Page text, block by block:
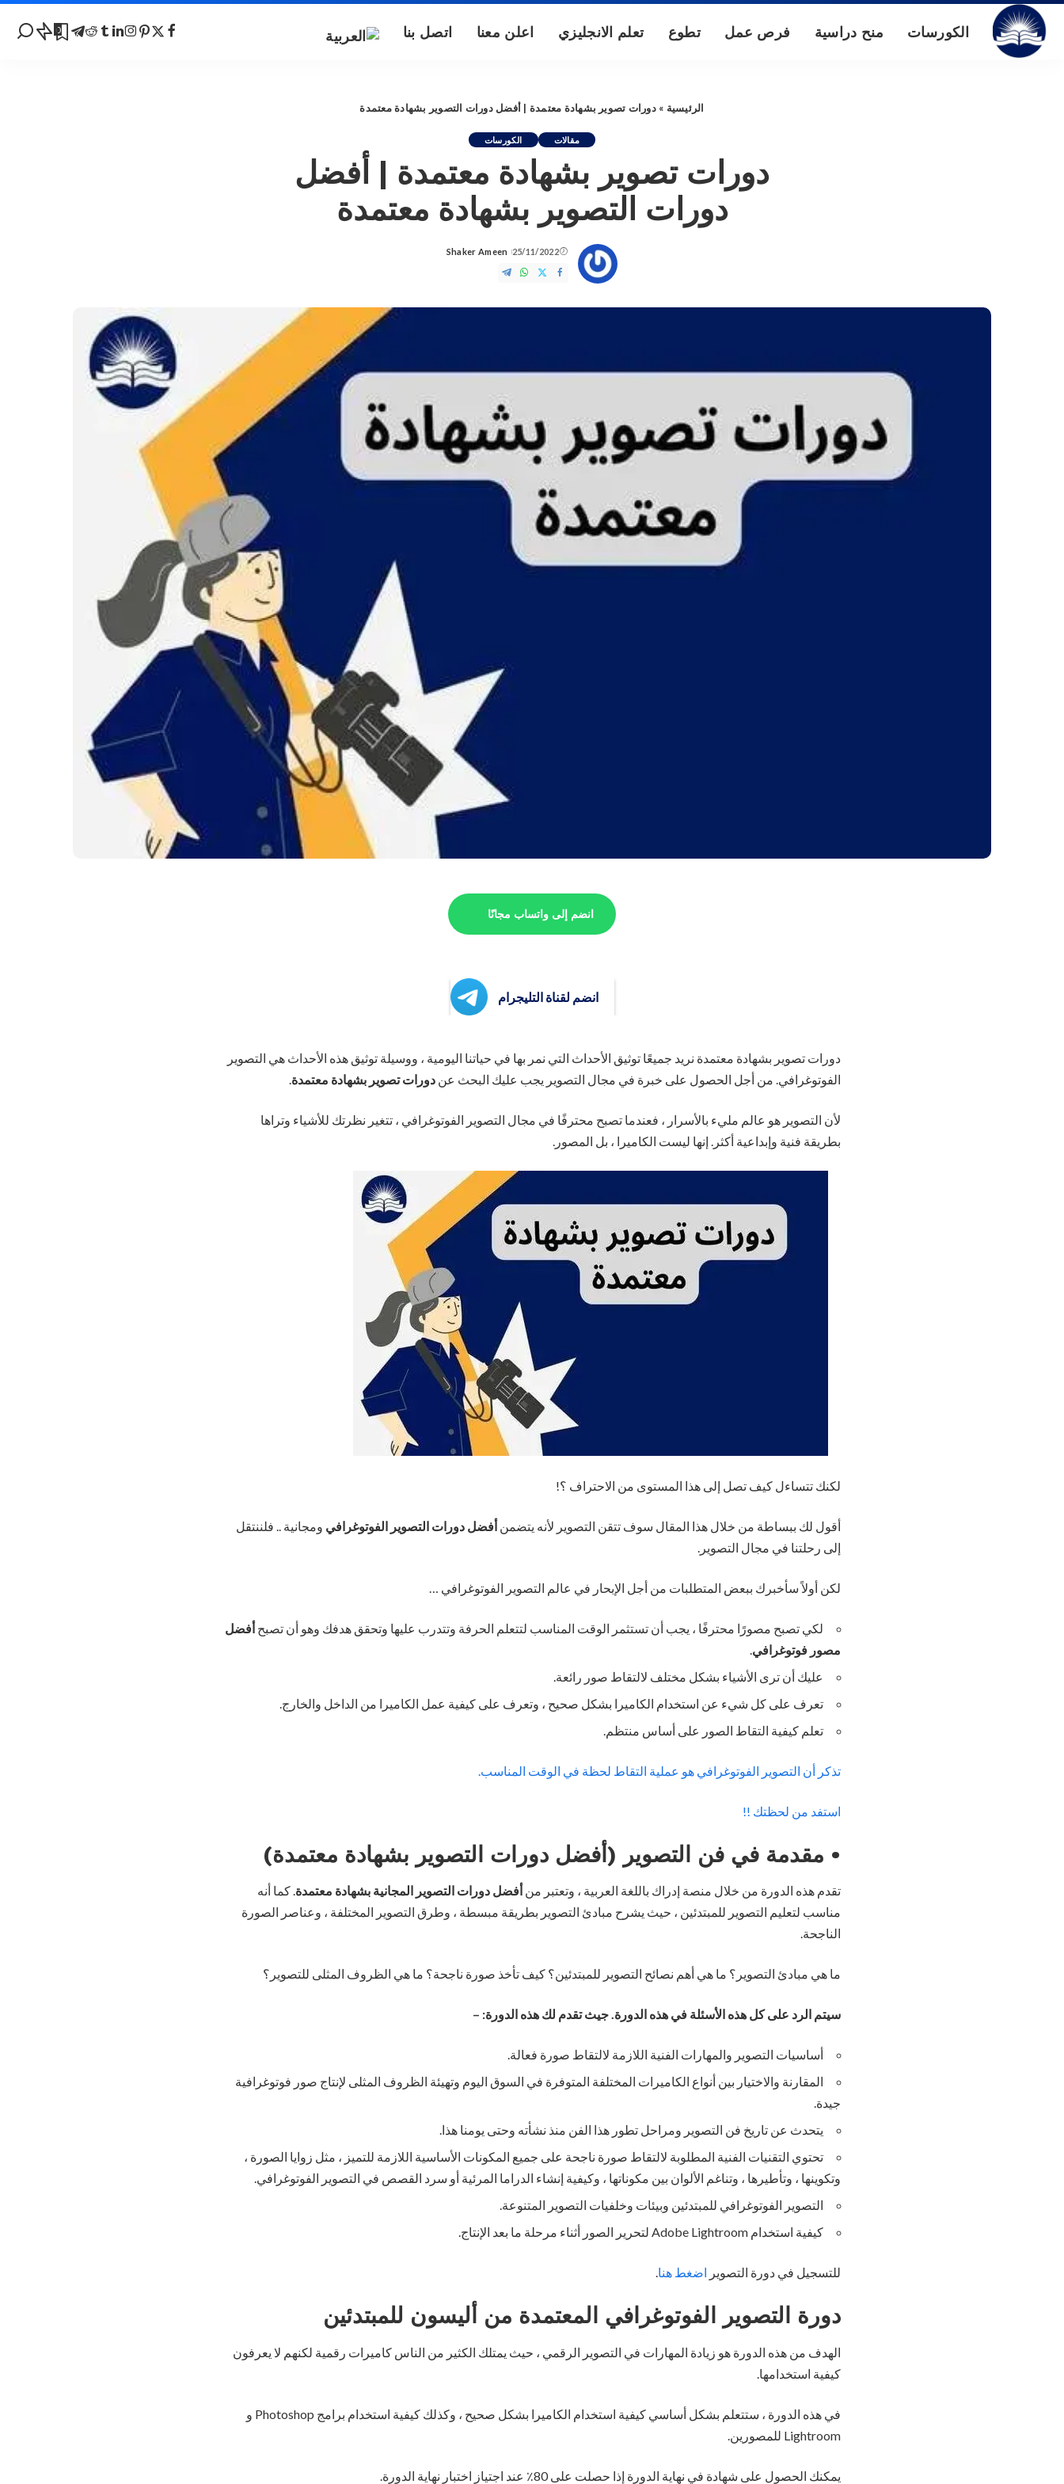
الكورسات منح دراسية فرص عمل تطوع تعلم الانجليزي اعلن معنا اتصل بنا 0
الرئيسية »دورات تصوير بشهادة معتمدة | أفضل دورات التصوير بشهادة معتمدة
مقالات الكورسات
دورات تصوير بشهادة معتمدة | أفضل
دورات التصوير بشهادة معتمدة
25/11/2022
Posted
by
Shaker Ameen
انضم إلى واتساب مجانًا
انضم لقناة التليجرام
دورات تصوير بشهادة معتمدة نريد جميعًا توثيق الأحداث التي نمر بها في حياتنا اليومية ، ووسيلة توثيق هذه الأحداث هي التصوير
الفوتوغرافي. من أجل الحصول على خبرة في مجال التصوير يجب عليك البحث عن دورات تصوير بشهادة معتمدة
لأن التصوير هو عالم مليء بالأسرار ، فعندما تصبح محترفًا في مجال التصوير الفوتوغرافي ، تتغير نظرتك للأشياء وتراها
بطريقة فنية وإبداعية أكثر. إنها ليست الكاميرا ، بل المصور.
لكنك تتساءل كيف تصل إلى هذا المستوى من الاحتراف ؟!
أقول لك ببساطة من خلال هذا المقال سوف تتقن التصوير لأنه يتضمنأفضل دورات التصوير الفوتوغرافي ومجانية .. فلننتقل
إلى رحلتنا في مجال التصوير.
لكن أولاً سأخبرك ببعض المتطلبات من أجل الإبحار في عالم التصوير الفوتوغرافي …
لكي تصبح مصورًا محترفًا ، يجب أن تستثمر الوقت المناسب لتتعلم الحرفة وتتدرب عليها وتحقق هدفك وهو أن تصبحأفضل
مصور فوتوغرافي
عليك أن ترى الأشياء بشكل مختلف لالتقاط صور رائعة.
تعرف على كل شيء عن استخدام الكاميرا بشكل صحيح ، وتعرف على كيفية عمل الكاميرا من الداخل والخارج.
تعلم كيفية التقاط الصور على أساس منتظم.
تذكر أن التصوير الفوتوغرافي هو عملية التقاط لحظة في الوقت المناسب.
استفد من لحظتك !!
• مقدمة في فن التصوير (أفضل دورات التصوير بشهادة معتمدة)
تقدم هذه الدورة من خلال منصة إدراك باللغة العربية ، وتعتبر من أفضل دورات التصوير المجانية بشهادة معتمدة. كما أنه
مناسب لتعليم التصوير للمبتدئين ، حيث يشرح مبادئ التصوير بطريقة مبسطة ، وطرق التصوير المختلفة ، وعناصر الصورة
الناجحة.
ما هي مبادئ التصوير؟ ما هي أهم نصائح التصوير للمبتدئين؟ كيف تأخذ صورة ناجحة؟ ما هي الظروف المثلى للتصوير؟
سيتم الرد على كل هذه الأسئلة في هذه الدورة. جيث تقدم لك هذه الدورة: –
أساسيات التصوير والمهارات الفنية اللازمة لالتقاط صورة فعالة.
المقارنة والاختيار بين أنواع الكاميرات المختلفة المتوفرة في السوق اليوم وتهيئة الظروف المثلى لإنتاج صور فوتوغرافية
جيدة.
يتحدث عن تاريخ فن التصوير ومراحل تطور هذا الفن منذ نشأته وحتى يومنا هذا.
تحتوي التقنيات الفنية المطلوبة لالتقاط صورة ناجحة على جميع المكونات الأساسية اللازمة للتميز ، مثل زوايا الصورة ،
وتكوينها ، وتأطيرها ، وتناغم الألوان بين مكوناتها ، وكيفية إنشاء الدراما المرئية أو سرد القصص في التصوير الفوتوغرافي.
التصوير الفوتوغرافي للمبتدئين وبيئات وخلفيات التصوير المتنوعة.
كيفية استخدام Adobe Lightroom لتحرير الصور أثناء مرحلة ما بعد الإنتاج.
للتسجيل في دورة التصوير اضغط هنا.
دورة التصوير الفوتوغرافي المعتمدة من أليسون للمبتدئين
الهدف من هذه الدورة هو زيادة المهارات في التصوير الرقمي ، حيث يمتلك الكثير من الناس كاميرات رقمية لكنهم لا يعرفون
كيفية استخدامها.
في هذه الدورة ، ستتعلم بشكل أساسي كيفية استخدام الكاميرا بشكل صحيح ، وكذلك كيفية استخدام برامج Photoshop و
Lightroom للمصورين.
يمكنك الحصول على شهادة في نهاية الدورة إذا حصلت على 80٪ عند اجتياز اختبار نهاية الدورة.